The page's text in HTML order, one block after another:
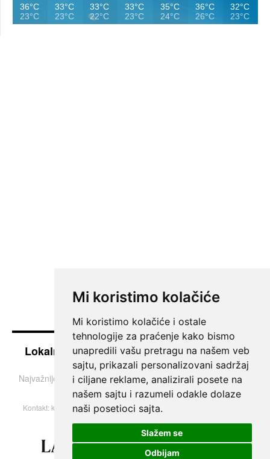
Mi koristimo kolačiće
Mi koristimo kolačiće i ostale
tehnologije za praćenje kako bismo
unapredili vašu pretragu na našem veb
sajtu, prikazali personalizovani sadržaj
i ciljane reklame, analizirali posete na
našem sajtu i razumeli odakle dolaze
naši posetioci sajta.
Slažem se
Odbijam
36°C
23°C
33°C
23°C
33°C
22°C
33°C
23°C
35°C
24°C
36°C
26°C
32°C
23°C
Lokalne vesti iz Južnog Banata - Pančevo i
okolina
Najvažnije teme i informacije iz Pančeva, Vršca, Kovina i Bele
Crkve.
Kontakt: k013portal@gmail.com| © 2004–2026 Sva prava zadržana.